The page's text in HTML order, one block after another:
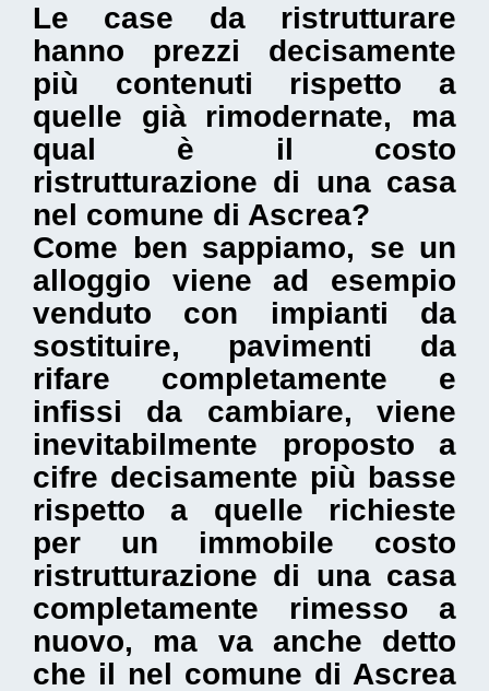
Le case da ristrutturare
hanno prezzi decisamente
più contenuti rispetto a
quelle già rimodernate, ma
qual è il costo
ristrutturazione di una casa
nel comune di Ascrea?
Come ben sappiamo, se un
alloggio viene ad esempio
venduto con impianti da
sostituire, pavimenti da
rifare completamente e
infissi da cambiare, viene
inevitabilmente proposto a
cifre decisamente più basse
rispetto a quelle richieste
per un immobile costo
ristrutturazione di una casa
completamente rimesso a
nuovo, ma va anche detto
che il nel comune di Ascrea